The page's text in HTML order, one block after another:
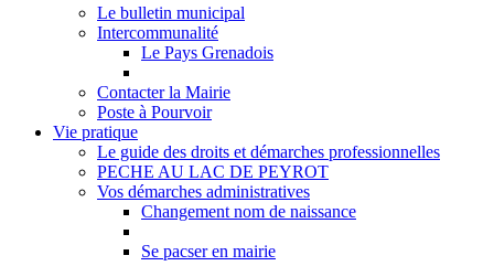
Le bulletin municipal
Intercommunalité
Le Pays Grenadois
Contacter la Mairie
Poste à Pourvoir
Vie pratique
Le guide des droits et démarches professionnelles
PECHE AU LAC DE PEYROT
Vos démarches administratives
Changement nom de naissance
Se pacser en mairie